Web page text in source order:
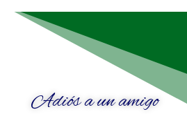
Adiós a un amigo